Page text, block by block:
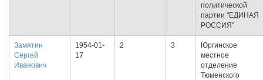
политической
партии "ЕДИНАЯ
РОССИЯ"
Замятин
Сергей
Иванович
1954-01-
17
2 3
Юргинское
местное
отделение
Тюменского